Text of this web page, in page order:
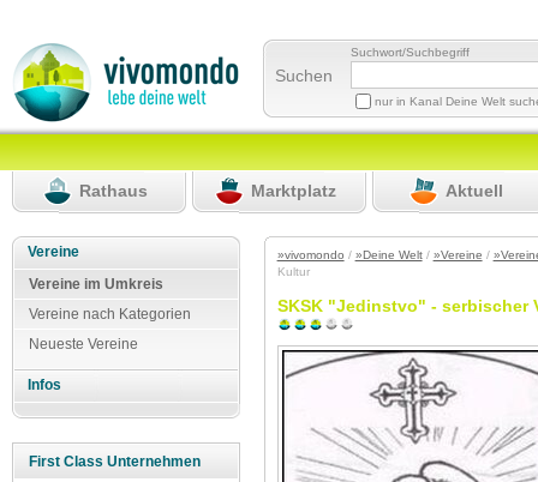
Suchen
Suchwort/Suchbegriff
nur in Kanal Deine Welt
Rathaus Marktplatz Aktuell
Vereine
Vereine im Umkreis
Vereine nach Kategorien
Neueste Vereine
Infos
First Class Unternehmen
»vivomondo / »Deine Welt/ »Vereine /
Kultur
SKSK "Jedinstvo" - serbischer